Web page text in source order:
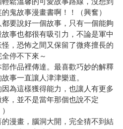
鬼故事漫畫書啊！！（興奮）
要說好一個故事，只有一個能夠
事也都很有吸引力，不論是軍中
，恐怖之間又保留了微疼擅長的
停不下來～
作品裡傳達。最喜歡巧妙的解釋
事一直讓人津津樂道。
為這樣獲得能力，也讓人有更多
，並不是當年那個也說不定
漫畫，腦洞大開，完全猜不到結